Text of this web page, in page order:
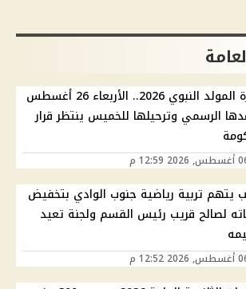
إجازة المولد النبوي 2026.. الأربعاء 26 أغسطس
الرسمي وترحيلها للخميس ينتظر قرار
يتهم تربية رياضية جنوب الوادي بتخفيض
لصالح قريب رئيس القسم ولجنة تعيد